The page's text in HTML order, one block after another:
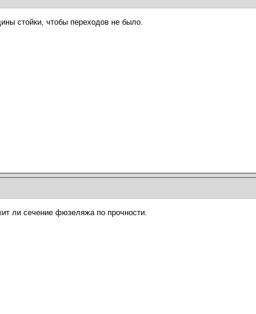
стойки, чтобы переходов не было.
ли сечение фюзеляжа по прочности.